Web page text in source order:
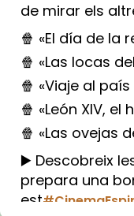
de mirar els
🍿 «El día de la
🍿 «Las locas
🍿 «Viaje al
🍿 «León XIV,
🍿 «Las ovejas
▶️ Descobreix
prepara una
est